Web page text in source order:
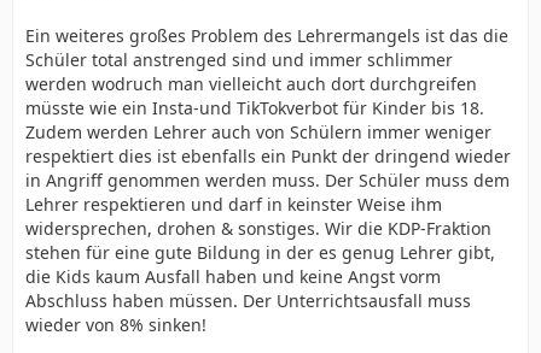
Ein weiteres großes Problem des Lehrermangels ist das die
Schüler total anstrenged sind und immer schlimmer
werden wodruch man vielleicht auch dort durchgreifen
müsste wie ein Insta-und TikTokverbot für Kinder bis 18.
Zudem werden Lehrer auch von Schülern immer weniger
respektiert dies ist ebenfalls ein Punkt der dringend wieder
in Angriff genommen werden muss. Der Schüler muss dem
Lehrer respektieren und darf in keinster Weise ihm
widersprechen, drohen & sonstiges. Wir die KDP-Fraktion
stehen für eine gute Bildung in der es genug Lehrer gibt,
die Kids kaum Ausfall haben und keine Angst vorm
Abschluss haben müssen. Der Unterrichtsausfall muss
wieder von 8% sinken!